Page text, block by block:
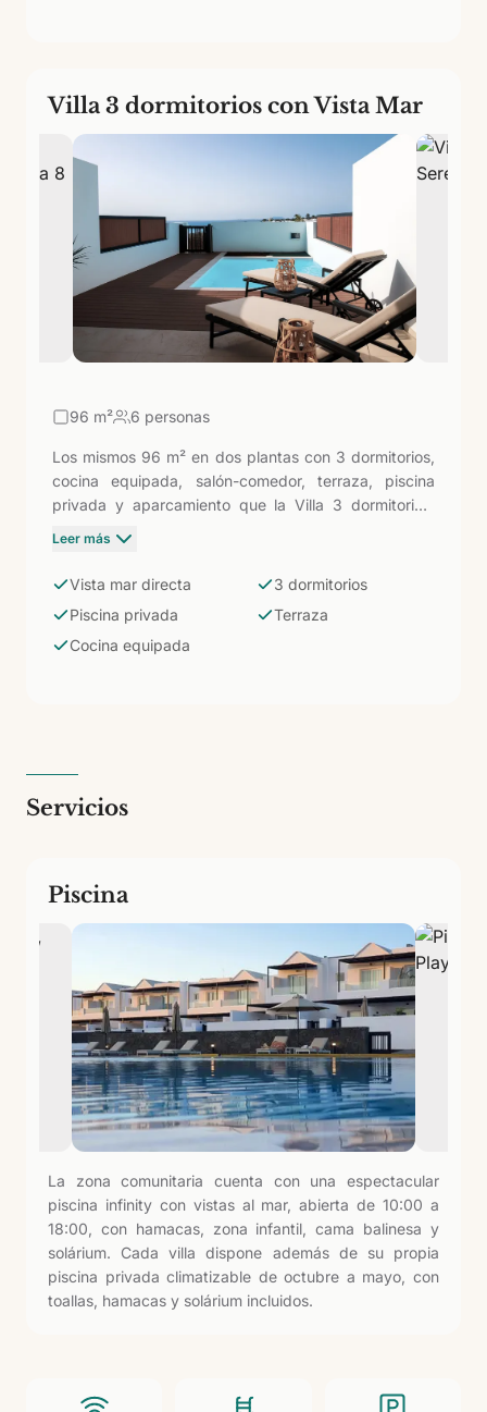
Villa 3 dormitorios con Vista Mar
96 m² 6 personas
Los mismos 96 m² en dos plantas con 3 dormitorios,
cocina equipada, salón-comedor, terraza, piscina
privada y aparcamiento que la Villa 3 dormitorios,
más vistas directas al Atlántico desde dormitorios y
seis personas y horizonte marino la convierte en la
Leer más
Vista mar directa
3 dormitorios
Piscina privada
Terraza
Cocina equipada
Servicios
Piscina
La zona comunitaria cuenta con una espectacular
piscina infinity con vistas al mar, abierta de 10:00 a
18:00, con hamacas, zona infantil, cama balinesa y
solárium. Cada villa dispone además de su propia
piscina privada climatizable de octubre a mayo, con
toallas, hamacas y solárium incluidos.